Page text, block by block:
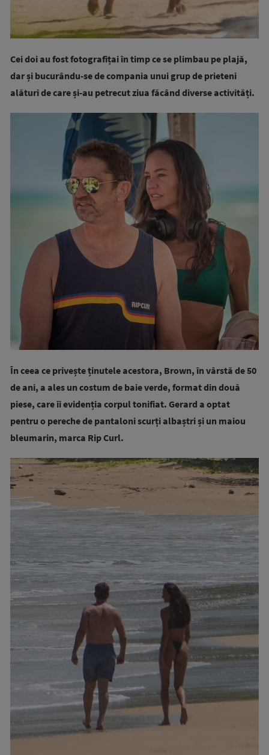
Cei doi au fost fotografițai în timp ce se plimbau pe plajă,
dar și bucurându-se de compania unui grup de prieteni
alături de care și-au petrecut ziua făcând diverse activități.
În ceea ce privește ținutele acestora, Brown, în vârstă de 50
de ani, a ales un costum de baie verde, format din două
piese, care îi evidenția corpul tonifiat. Gerard a optat
pentru o pereche de pantaloni scurți albaștri și un maiou
bleumarin, marca Rip Curl.